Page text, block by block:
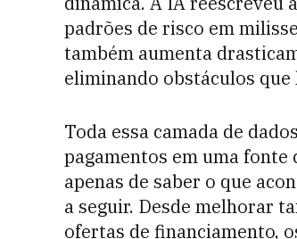
padrões de risco em
também aumenta
eliminando obstáculos
Toda essa camada de
pagamentos em uma
apenas de saber o que
a seguir. Desde melhorar
ofertas de financiamento,